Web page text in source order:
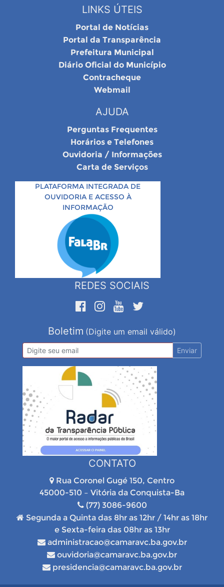
LINKS ÚTEIS
Portal de Notícias
Portal da Transparência
Prefeitura Municipal
Diário Oficial do Município
Contracheque
Webmail
AJUDA
Perguntas Frequentes
Horários e Telefones
Ouvidoria / Informações
Carta de Serviços
PLATAFORMA INTEGRADA DE
OUVIDORIA E ACESSO À
INFORMAÇÃO
REDES SOCIAIS
Boletim (Digite um email válido)
Enviar
CONTATO
Rua Coronel Gugé 150, Centro
45000-510 – Vitória da Conquista-Ba
(77) 3086-9600
Segunda a Quinta das 8hr as 12hr / 14hr as 18hr
e Sexta-feira das 08hr as 13hr
administracao@camaravc.ba.gov.br
ouvidoria@camaravc.ba.gov.br
presidencia@camaravc.ba.gov.br